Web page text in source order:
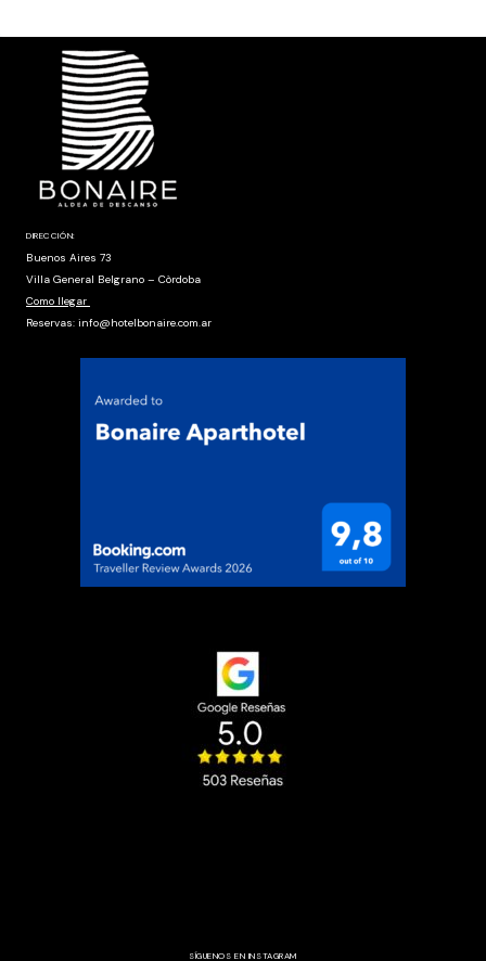
DIRECCIÓN:
Buenos Aires 73
Villa General Belgrano – Còrdoba
Como llegar
Reservas: info@hotelbonaire.com.ar
SÍGUENOS EN INSTAGRAM